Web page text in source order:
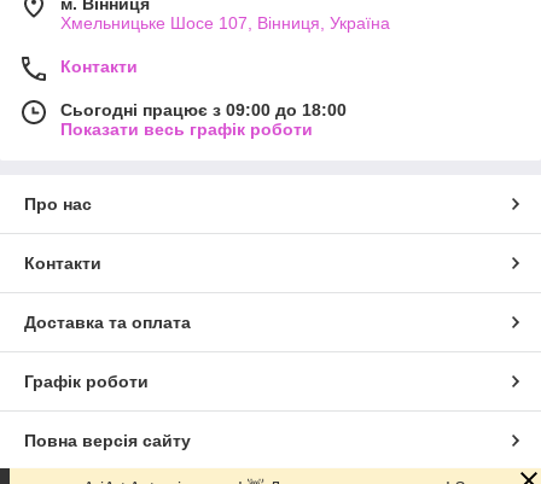
Хмельницьке Шосе 107, Вінниця, Україна
Контакти
Сьогодні працює з 09:00 до 18:00
Показати весь графік роботи
Про нас
Контакти
Доставка та оплата
Графік роботи
Повна версія сайту